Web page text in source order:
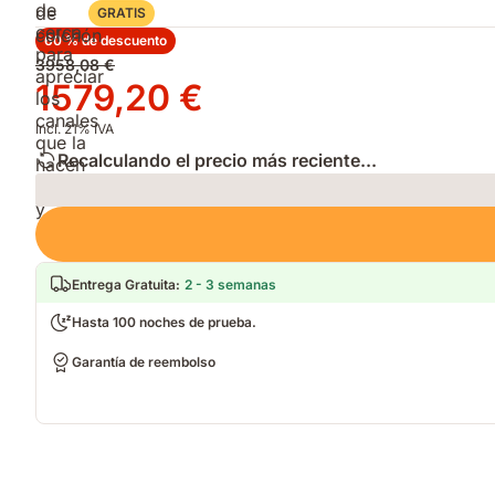
GRATIS
60 % de descuento
Precio
original
3958,08 €
3958,08 €
Precio
1579,20 €
1579,20 €
Incl. 21% IVA
Recalculando el precio más reciente...
Loading
Entrega Gratuita: 2 - 3 semanas
Hasta 100 noches de prueba.
Garantía de reembolso